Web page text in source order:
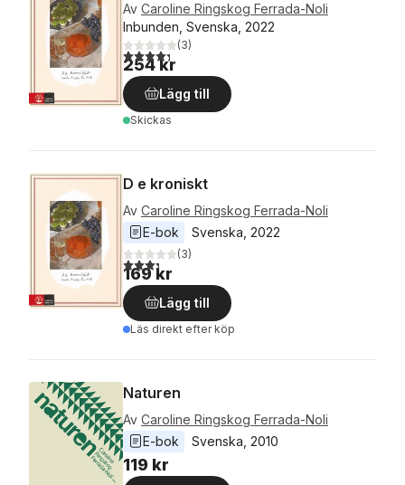
Av Caroline Ringskog Ferrada-Noli
Inbunden, Svenska, 2022
4,3utav 5 stjärnor. Totalt antal röster:
(3)
254 kr
Lägg till
Skickas
D e kroniskt
Av Caroline Ringskog Ferrada-Noli
E-bok
Svenska, 2022
3,3utav 5 stjärnor. Totalt antal röster:
(3)
169 kr
Lägg till
Läs direkt efter köp
Naturen
Av Caroline Ringskog Ferrada-Noli
E-bok
Svenska, 2010
119 kr